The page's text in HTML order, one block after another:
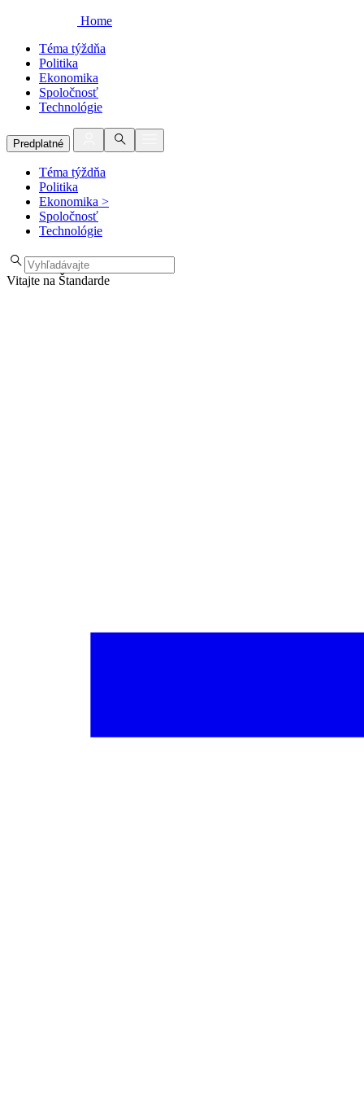
Home
Téma týždňa
Politika
Ekonomika
Spoločnosť
Technológie
Predplatné
Téma týždňa
Politika
Ekonomika >
Spoločnosť
Technológie
Vitajte na Štandarde